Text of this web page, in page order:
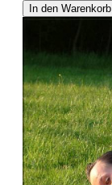
In den Warenkorb